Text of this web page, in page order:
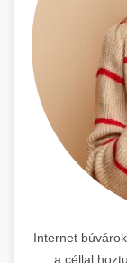
Internet
a céllal